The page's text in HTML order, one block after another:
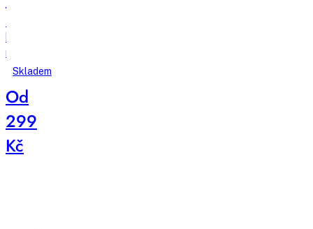
na
dlouhé
malý
-
růžová
Skladem
Od
299
Kč